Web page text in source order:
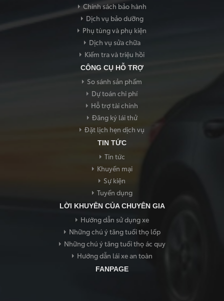
- Tên xe:
- Thời gian:
nhận lịch hẹn trong thời gian sớm nhất. Xin trân trọng cảm
WIGO mt 5
TRANG CHỦ
Chính sách bảo hành
Dịch vụ bảo dưỡng
Phụ tùng và phụ kiện
Dịch vụ sửa chữa
Kiểm tra và triệu hồi
CÔNG CỤ HỖ TRỢ
So sánh sản phẩm
Dự toán chi phí
Hỗ trợ tài chính
Đăng ký lái thử
Đặt lịch hẹn dịch vụ
TIN TỨC
Tin tức
Khuyến mại
Sự kiện
Tuyển dụng
LỜI KHUYÊN CỦA CHUYÊN GIA
Hướng dẫn sử dụng xe
Những chú ý tăng tuổi thọ lốp
Những chú ý tăng tuổi thọ ác quy
Hướng dẫn lái xe an toàn
FANPAGE